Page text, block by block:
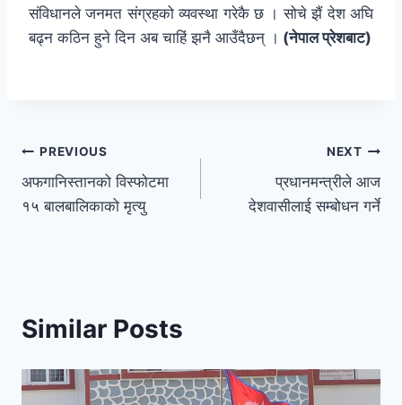
संविधानले जनमत संग्रहको व्यवस्था गरेकै छ । सोचे झैं देश अघि
बढ्न कठिन हुने दिन अब चाहिं झनै आउँदैछन् । (नेपाल प्रेशबाट)
PREVIOUS
अफगानिस्तानको विस्फोटमा
१५ बालबालिकाको मृत्यु
NEXT
प्रधानमन्त्रीले आज
देशवासीलाई सम्बोधन गर्ने
Similar Posts